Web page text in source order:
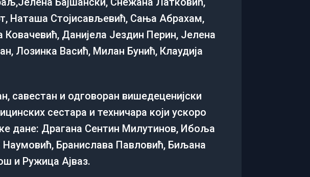
Наташа Стојисављевић, Сања Абрахам,
Данијела Јездин Перин, Јелена
Лозинка Васић, Милан Бунић, Клаудија
савестан и одговоран вишедеценијски
сестара и техничара који ускоро
дане: Драгана Сентин Милутинов, Ибоља
Бранислава Павловић, Биљана
и Ружица Ајваз.